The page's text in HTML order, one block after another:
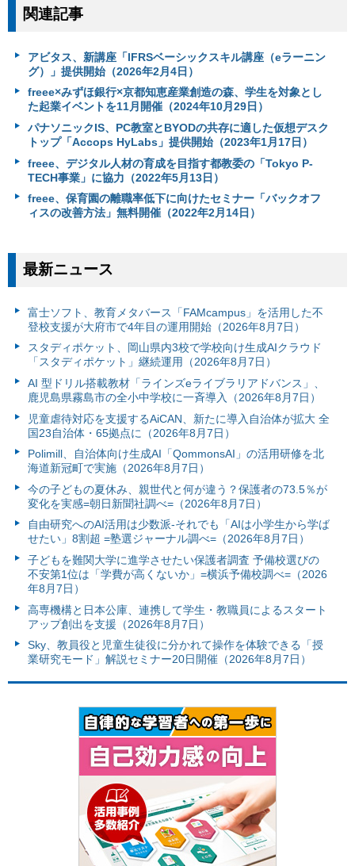
関連記事
アビタス、新講座「IFRSベーシックスキル講座（eラーニン
グ）」提供開始（2026年2月4日）
freee×みずほ銀行×京都知恵産業創造の森、学生を対象とし
た起業イベントを11月開催（2024年10月29日）
パナソニックIS、PC教室とBYODの共存に適した仮想デスク
トップ「Accops HyLabs」提供開始（2023年1月17日）
freee、デジタル人材の育成を目指す都教委の「Tokyo P-
TECH事業」に協力（2022年5月13日）
freee、保育園の離職率低下に向けたセミナー「バックオフ
ィスの改善方法」無料開催（2022年2月14日）
最新ニュース
富⼠ソフト、教育メタバース「FAMcampus」を活用した不
登校支援が大府市で4年目の運用開始（2026年8月7日）
スタディポケット、岡山県内3校で学校向け生成AIクラウド
「スタディポケット」継続運用（2026年8月7日）
AI 型ドリル搭載教材「ラインズeライブラリアドバンス」、
鹿児島県霧島市の全小中学校に一斉導入（2026年8月7日）
児童虐待対応を支援するAiCAN、新たに導入自治体が拡大 全
国23自治体・65拠点に（2026年8月7日）
Polimill、自治体向け生成AI「QommonsAI」の活用研修を北
海道新冠町で実施（2026年8月7日）
今の子どもの夏休み、親世代と何が違う？保護者の73.5％が
変化を実感=朝日新聞社調べ=（2026年8月7日）
自由研究へのAI活用は少数派-それでも「AIは小学生から学ば
せたい」8割超 =塾選ジャーナル調べ=（2026年8月7日）
子どもを難関大学に進学させたい保護者調査 予備校選びの
不安第1位は「学費が高くないか」=横浜予備校調べ=（2026
年8月7日）
高専機構と日本公庫、連携して学生・教職員によるスタート
アップ創出を支援（2026年8月7日）
Sky、教員役と児童生徒役に分かれて操作を体験できる「授
業研究モード」解説セミナー20日開催（2026年8月7日）